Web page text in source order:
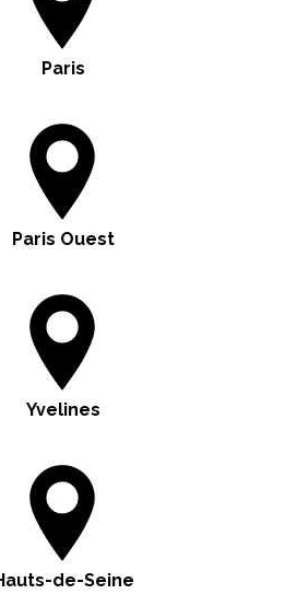
Paris
Paris Ouest
Yvelines
de-Seine